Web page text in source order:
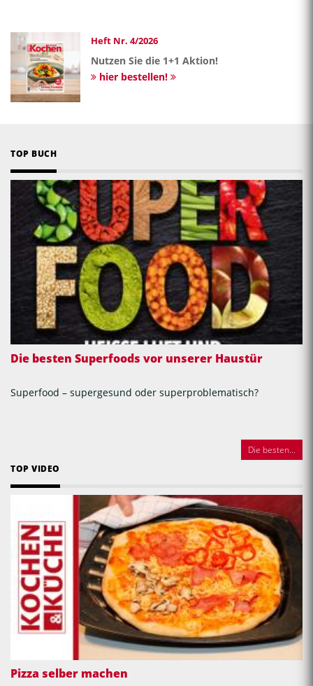
Heft Nr. 4/2026
Nutzen Sie die 1+1 Aktion!
hier bestellen!
TOP BUCH
Die besten Superfoods vor unserer Haustür
Superfood – supergesund oder superproblematisch?
Die besten...
TOP VIDEO
Pizza selber machen